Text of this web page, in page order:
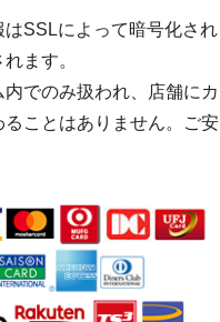
はSSLによって暗号化され
ます。
内でのみ扱われ、店舗にカ
ることはありません。ご安